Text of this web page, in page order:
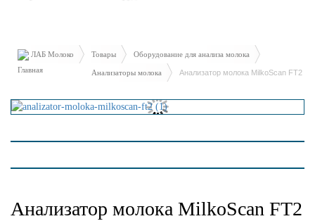
ЛАБ Молоко Товары Оборудование для анализа молока
Анализаторы молока Анализатор молока MilkoScan FT2
Анализатор молока MilkoScan FT2